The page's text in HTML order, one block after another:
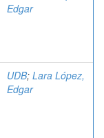
Edgar
UDB; Lara López,
Edgar